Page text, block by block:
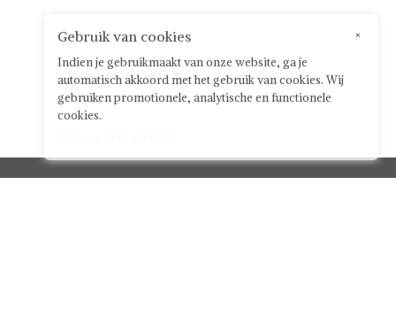
×
Gebruik van cookies
Indien je gebruikmaakt van onze website, ga je
automatisch akkoord met het gebruik van cookies. Wij
gebruiken promotionele, analytische en functionele
cookies.